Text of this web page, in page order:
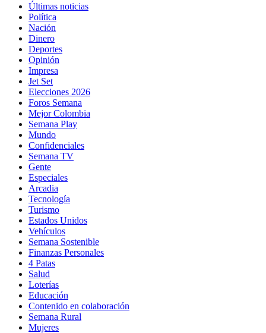
Últimas noticias
Política
Nación
Dinero
Deportes
Opinión
Impresa
Jet Set
Elecciones 2026
Foros Semana
Mejor Colombia
Semana Play
Mundo
Confidenciales
Semana TV
Gente
Especiales
Arcadia
Tecnología
Turismo
Estados Unidos
Vehículos
Semana Sostenible
Finanzas Personales
4 Patas
Salud
Loterías
Educación
Contenido en colaboración
Semana Rural
Mujeres